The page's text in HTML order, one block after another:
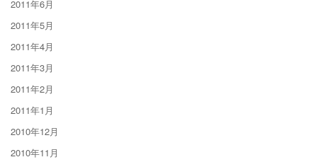
2011年6月
2011年5月
2011年4月
2011年3月
2011年2月
2011年1月
2010年12月
2010年11月